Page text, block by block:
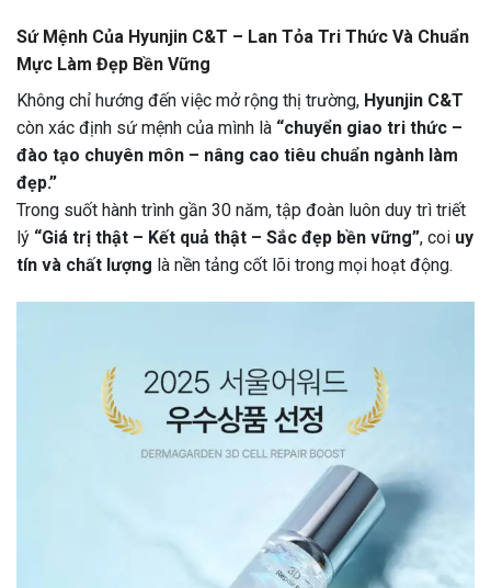
Sứ Mệnh Của Hyunjin C&T – Lan Tỏa Tri Thức Và Chuẩn
Mực Làm Đẹp Bền Vững
Không chỉ hướng đến việc mở rộng thị trường, Hyunjin C&T
còn xác định sứ mệnh của mình là “chuyển giao tri thức –
đào tạo chuyên môn – nâng cao tiêu chuẩn ngành làm
đẹp.”
Trong suốt hành trình gần 30 năm, tập đoàn luôn duy trì triết
lý “Giá trị thật – Kết quả thật – Sắc đẹp bền vững”, coi uy
tín và chất lượng là nền tảng cốt lõi trong mọi hoạt động.